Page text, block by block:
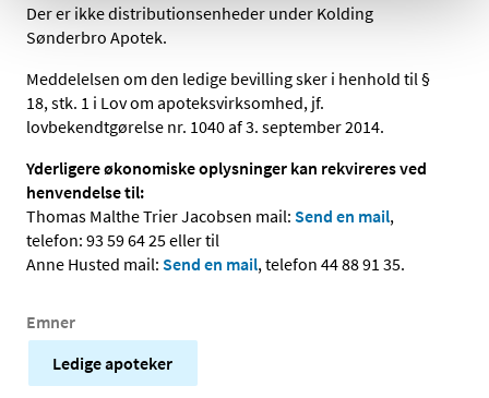
Der er ikke distributionsenheder under Kolding
Sønderbro Apotek.
Meddelelsen om den ledige bevilling sker i henhold til §
18, stk. 1 i Lov om apoteksvirksomhed, jf.
lovbekendtgørelse nr. 1040 af 3. september 2014.
Yderligere økonomiske oplysninger kan rekvireres ved
henvendelse til:
Thomas Malthe Trier Jacobsen mail: Send en mail,
telefon: 93 59 64 25 eller til
Anne Husted mail: Send en mail, telefon 44 88 91 35.
Emner
Ledige apoteker